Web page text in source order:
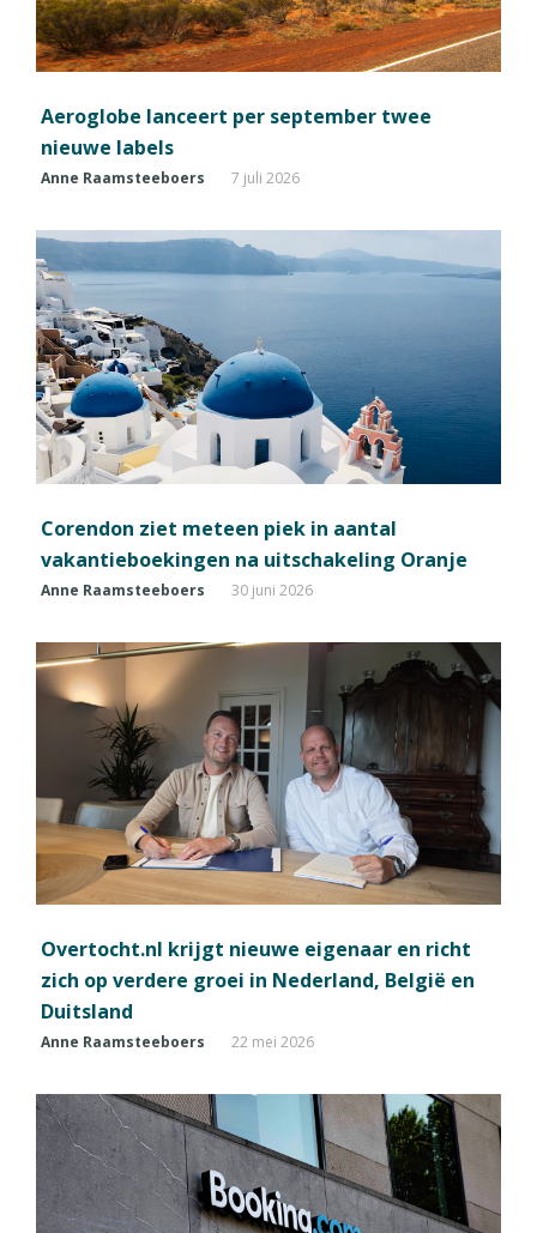
Aeroglobe lanceert per september twee
nieuwe labels
Anne Raamsteeboers 7 juli 2026
Corendon ziet meteen piek in aantal
vakantieboekingen na uitschakeling Oranje
Anne Raamsteeboers 30 juni 2026
Overtocht.nl krijgt nieuwe eigenaar en richt
zich op verdere groei in Nederland, België en
Duitsland
Anne Raamsteeboers 22 mei 2026